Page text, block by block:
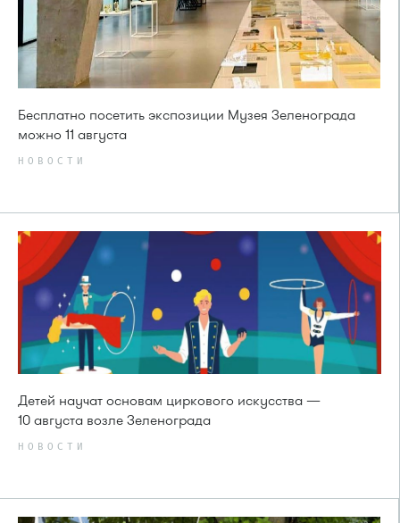
Бесплатно посетить экспозиции Музея Зеленограда
можно 11 августа
НОВОСТИ
Детей научат основам циркового искусства —
10 августа возле Зеленограда
НОВОСТИ